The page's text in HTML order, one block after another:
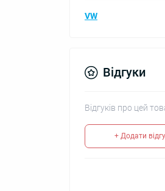
VW
Відгуки
Відгуків про цей
+ Додати